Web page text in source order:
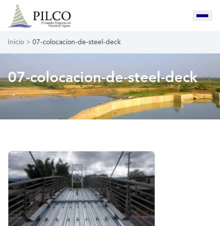
Inicio > 07-colocacion-de-steel-deck
07-colocacion-de-steel-deck
7 marzo, 2013